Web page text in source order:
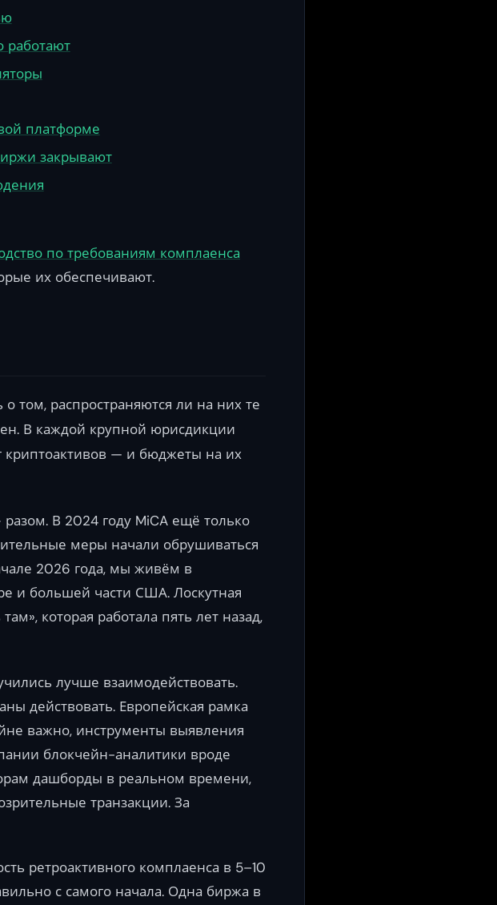
работают
платформе
закрывают
по требованиям комплаенса
их обеспечивают.
том, распространяются ли на них те
В каждой крупной юрисдикции
криптоактивов — и бюджеты на их
В 2024 году MiCA ещё только
меры начали обрушиваться
2026 года, мы живём в
и большей части США. Лоскутная
которая работала пять лет назад,
лучше взаимодействовать.
действовать. Европейская рамка
важно, инструменты выявления
блокчейн-аналитики вроде
дашборды в реальном времени,
транзакции. За
ретроактивного комплаенса в 5–10
с самого начала. Одна биржа в